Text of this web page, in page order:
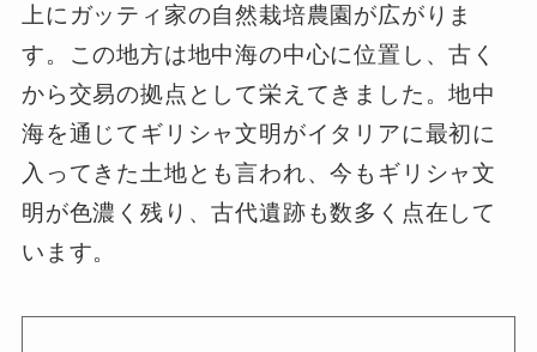
上にガッティ家の自然栽培農園が広がりま
す。この地方は地中海の中心に位置し、古く
から交易の拠点として栄えてきました。地中
海を通じてギリシャ文明がイタリアに最初に
入ってきた土地とも言われ、今もギリシャ文
明が色濃く残り、古代遺跡も数多く点在して
います。